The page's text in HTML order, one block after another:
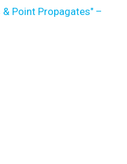
Point Propagates" –